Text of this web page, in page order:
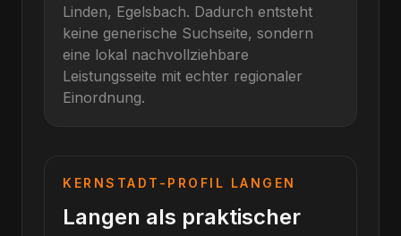
Linden, Egelsbach. Dadurch entsteht
keine generische Suchseite, sondern
eine lokal nachvollziehbare
Leistungsseite mit echter regionaler
Einordnung.
KERNSTADT-PROFIL LANGEN
Langen als praktischer